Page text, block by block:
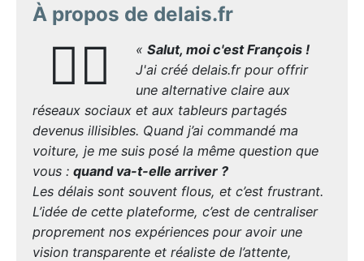
À propos de delais.fr
🙋‍♂️ « Salut, moi c'est François !
J'ai créé delais.fr pour offrir
une alternative claire aux
réseaux sociaux et aux tableurs partagés
devenus illisibles. Quand j’ai commandé ma
voiture, je me suis posé la même question que
vous : quand va-t-elle arriver ?
Les délais sont souvent flous, et c’est frustrant.
L’idée de cette plateforme, c’est de centraliser
proprement nos expériences pour avoir une
vision transparente et réaliste de l’attente,